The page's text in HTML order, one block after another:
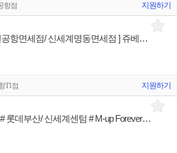
항점 지원하기
[ JUVE LOOK ] [ 롯데인천공항면세점/ 신세계명동면세점 ] 쥬베룩 제품디스플레이 매장판매사원
T1점 지원하기
# LVMH 메이크업포에버 # 롯데부산/ 신세계센텀 # M-up Forever 브랜드 STAFF